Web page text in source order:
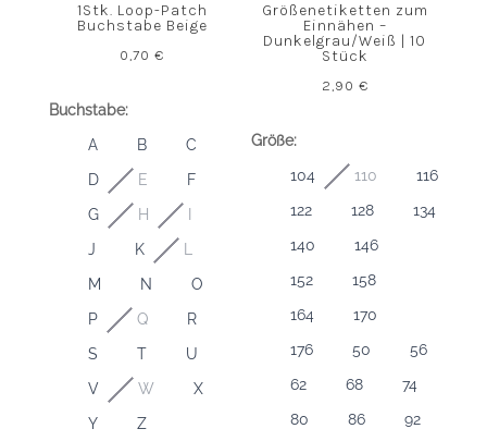
1Stk. Loop-Patch
Buchstabe Beige
0,70€
Buchstabe:
A B
C
D
E
F
G
H
J
K
L
M
N
O
P
Q
R
S
T
U
V
W
X
Y
Z
Größenetiketten zum
Einnähen –
Dunkelgrau/Weiß | 10
Stück
2,90 €
Größe:
104 110
116
122
128
134
140
146
152
158
164
170
176
50
56
62
68
74
80
86
92